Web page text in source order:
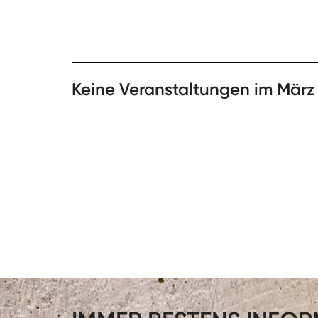
Keine Veranstaltungen im März